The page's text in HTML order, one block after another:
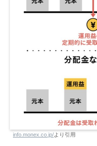
info.monex.co.jp/より引用